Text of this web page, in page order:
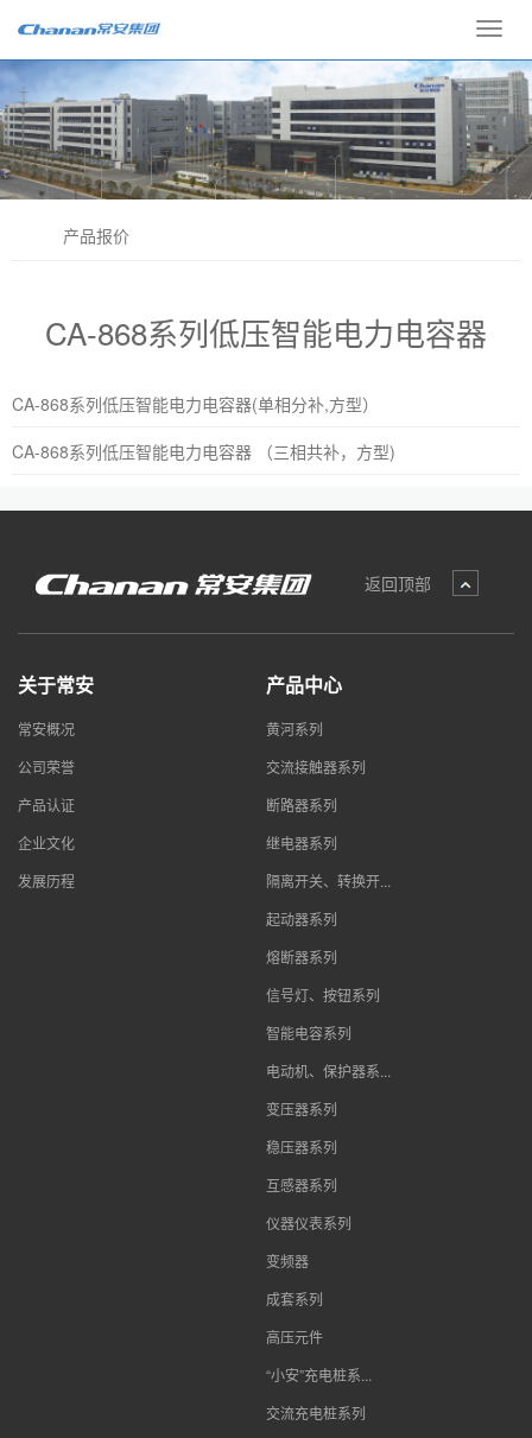
产品报价
CA-868系列低压智能电力电容器
CA-868系列低压智能电力电容器(单相分补,方型）
CA-868系列低压智能电力电容器 （三相共补，方型)
返回顶部
关于常安
常安概况
公司荣誉
产品认证
企业文化
发展历程
产品中心
黄河系列
交流接触器系列
断路器系列
继电器系列
隔离开关、转换开...
起动器系列
熔断器系列
信号灯、按钮系列
智能电容系列
电动机、保护器系...
变压器系列
稳压器系列
互感器系列
仪器仪表系列
变频器
成套系列
高压元件
“小安”充电桩系...
交流充电桩系列